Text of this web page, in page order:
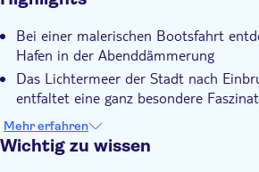
Digitale Buchungsbestätigung
Bei einer malerischen Bootsfahrt
Hafen in der Abenddämmerung
Das Lichtermeer der Stadt nach
entfaltet eine ganz besondere
Aus nächster Nähe erleben Sie das
den Containerterminals
Mehr erfahren
Wichtig zu wissen